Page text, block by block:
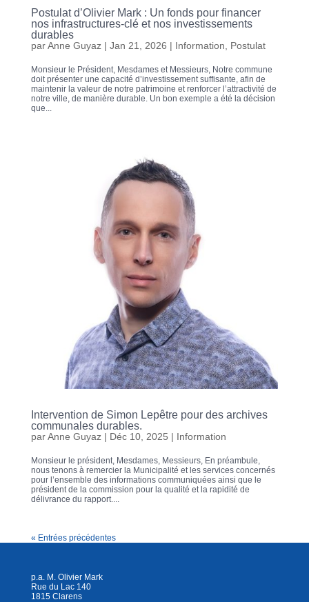
Postulat d’Olivier Mark : Un fonds pour financer
nos infrastructures-clé et nos investissements
durables
parAnne Guyaz| Jan 21, 2026 | Information Postulat
Monsieur le Président, Mesdames et Messieurs, Notre commune
doit présenter une capacité d’investissement suffisante, afin de
maintenir la valeur de notre patrimoine et renforcer l’attractivité de
notre ville, de manière durable. Un bon exemple a été la décision
que...
Intervention de Simon Lepêtre pour des archives
communales durables.
parAnne Guyaz| Déc 10, 2025 | Information
Monsieur le président, Mesdames, Messieurs, En préambule,
nous tenons à remercier la Municipalité et les services concernés
pour l’ensemble des informations communiquées ainsi que le
président de la commission pour la qualité et la rapidité de
délivrance du rapport....
« Entrées précédentes
p.a. M. Olivier Mark
Rue du Lac 140
1815 Clarens